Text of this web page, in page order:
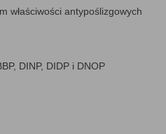
właściwości antypoślizgowych
DINP, DIDP i DNOP